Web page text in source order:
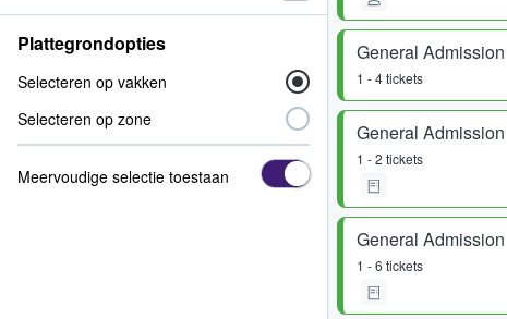
General Admission
1 - 4 tickets
General Admission
1 - 2 tickets
General Admission
1 - 6 tickets
Plattegrondopties
Selecteren op vakken
Selecteren op zone
Meervoudige selectie toestaan